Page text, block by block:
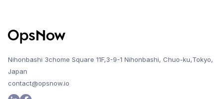
Nihonbashi 3chome Square 11F,3-9-1 Nihonbashi, Chuo-ku,Tokyo,
Japan
contact@opsnow.io